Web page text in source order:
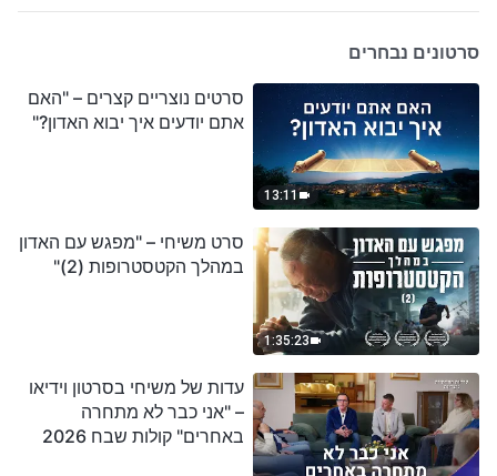
סרטונים נבחרים
13:11
סרטים נוצריים קצרים – "האם
אתם יודעים איך יבוא האדון?"
1:35:23
סרט משיחי – "מפגש עם האדון
במהלך הקטסטרופות (2)"
עדות של משיחי בסרטון וידיאו
– "אני כבר לא מתחרה
באחרים" קולות שבח 2026